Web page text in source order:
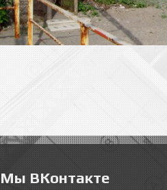
Мы ВКонтакте